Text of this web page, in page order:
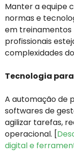
Manter a equipe
normas e
em treinamentos
profissionais
complexidades
Tecnologia
A automação de
softwares de
agilizar tarefas,
operacional. [
digital e